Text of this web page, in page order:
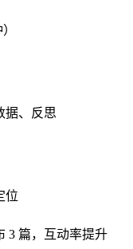
据、反思
位
3 篇，互动率提升